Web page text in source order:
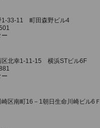
1-33-11 町田森野ビル4
ー
区北幸1-11-15 横浜STビル6F
ー
区南町16－1朝日生命川崎ビル6Ｆ